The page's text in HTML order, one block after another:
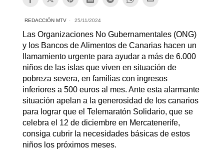
REDACCIÓN MTV 25/11/2024
Las Organizaciones No Gubernamentales (ONG)
y los Bancos de Alimentos de Canarias hacen un
llamamiento urgente para ayudar a más de 6.000
niños de las islas que viven en situación de
pobreza severa, en familias con ingresos
inferiores a 500 euros al mes. Ante esta alarmante
situación apelan a la generosidad de los canarios
para lograr que el Telemaratón Solidario, que se
celebra el 12 de diciembre en Mercatenerife,
consiga cubrir la necesidades básicas de estos
niños los próximos meses.